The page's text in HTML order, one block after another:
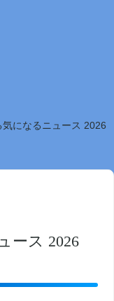
になるニュース 2026
ース 2026